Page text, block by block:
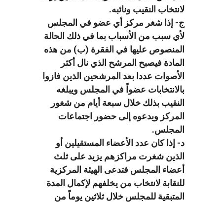
لانتخاب النقيب ونائبه.
ج- إذا شغر مركز أي عضو في المجلس
لأي سبب من الأسباب بما في ذلك الحالة
المنصوص عليها في الفقرة (ب) من هذه
المادة فيصبح المرشح الذي نال أكثر
الأصوات عددا بعد المرشحين الذين فازوا
بالانتخابات عضواً في المجلس ويبلغه
النقيب بذلك خلال سبعة أيام من شغور
المركز ويدعوه إلى حضور اجتماعات
المجلس.
د- إذا كان عدد الأعضاء المستقيلين أو
الذين شغرت مراكزهم يزيد على ثلث
أعضاء المجلس فتدعى الهيئة المركزية
للنقابة لانتخاب من يخلفهم لإكمال المدة
المتبقية للمجلس خلال ثلاثين يوماً من